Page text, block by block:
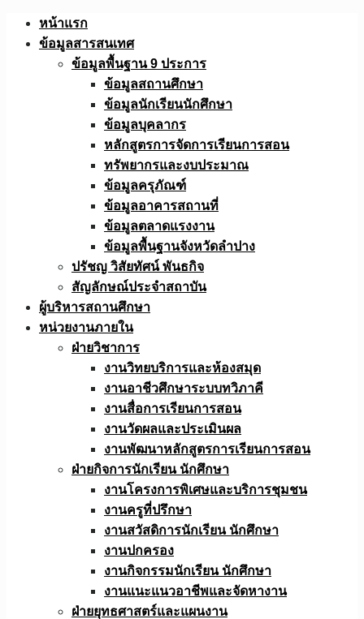
Skip
หน้าแรก
ข้อมูลสารสนเทศ
ข้อมูลพื้นฐาน 9 ประการ
ข้อมูลสถานศึกษา
ข้อมูลนักเรียนนักศึกษา
ข้อมูลบุคลากร
หลักสูตรการจัดการเรียนการสอน
ทรัพยากรและงบประมาณ
ข้อมูลครุภัณฑ์
ข้อมูลอาคารสถานที่
ข้อมูลตลาดแรงงาน
ข้อมูลพื้นฐานจังหวัดลำปาง
ปรัชญ วิสัยทัศน์ พันธกิจ
สัญลักษณ์ประจำสถาบัน
ผู้บริหารสถานศึกษา
หน่วยงานภายใน
ฝ่ายวิชาการ
งานวิทยบริการและห้องสมุด
งานอาชีวศึกษาระบบทวิภาคี
งานสื่อการเรียนการสอน
งานวัดผลและประเมินผล
งานพัฒนาหลักสูตรการเรียนการสอน
ฝ่ายกิจการนักเรียน นักศึกษา
งานโครงการพิเศษและบริการชุมชน
งานครูที่ปรึกษา
งานสวัสดิการนักเรียน นักศึกษา
งานปกครอง
งานกิจกรรมนักเรียน นักศึกษา
งานแนะแนวอาชีพและจัดหางาน
ฝ่ายยุทธศาสตร์และแผนงาน